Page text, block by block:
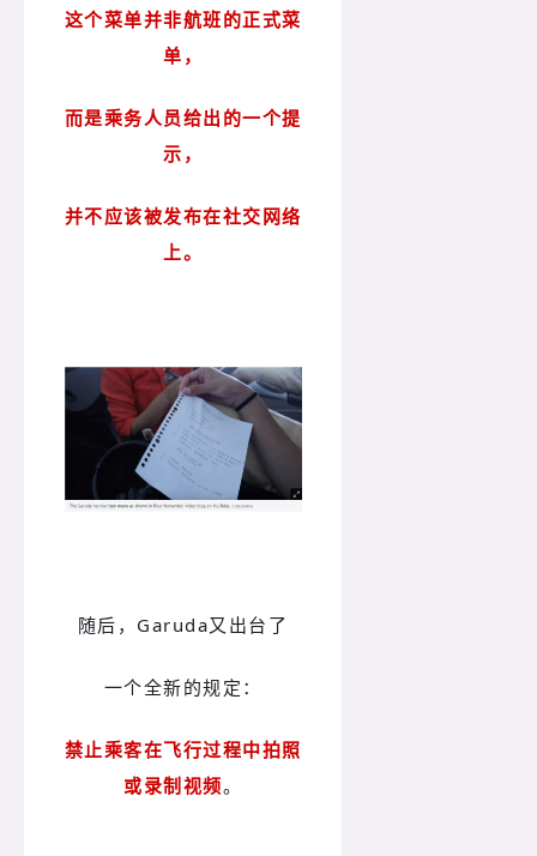
这个菜单并非航班的正式菜
单，
而是乘务人员给出的一个提
示，
并不应该被发布在社交网络
上。
随后，Garuda又出台了
一个全新的规定：
禁止乘客在飞行过程中拍照
或录制视频。